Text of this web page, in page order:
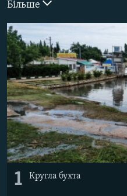
СВІДЧЕННЯ ОКУПАЦІЇ
УКРАЇНСЬКА ПРОБЛЕМА КРИМУ
ІНФОГРАФІКА
Русский
Qırımtatar
ДОЛУЧАЙСЯ!
Усі сайти RFE/RL
Більше
1 Кругла бухта